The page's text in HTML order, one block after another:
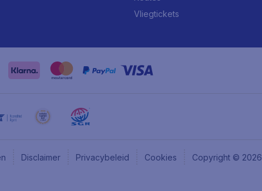
Vliegtickets
Disclaimer Privacybeleid Cookies Copyright © 2026